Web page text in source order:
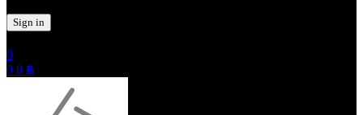
0
0 0 ฿